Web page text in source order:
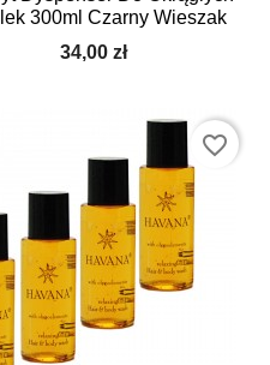
300ml Czarny Wieszak
34,00 zł
favorite_border